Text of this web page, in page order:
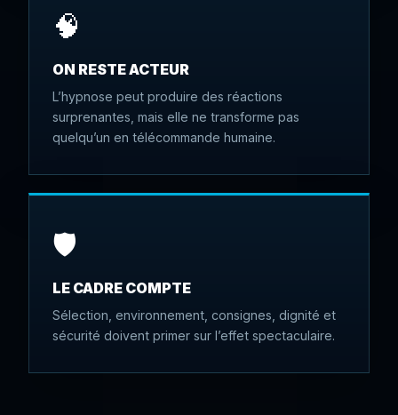
🧠
ON RESTE ACTEUR
L’hypnose peut produire des réactions
surprenantes, mais elle ne transforme pas
quelqu’un en télécommande humaine.
🛡️
LE CADRE COMPTE
Sélection, environnement, consignes, dignité et
sécurité doivent primer sur l’effet spectaculaire.